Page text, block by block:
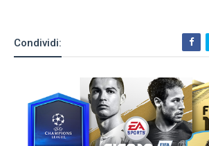
Condividi: